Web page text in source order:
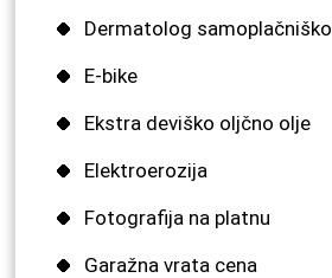
Dermatolog samoplačniško
E-bike
Ekstra deviško oljčno olje
Elektroerozija
Fotografija na platnu
Garažna vrata cena